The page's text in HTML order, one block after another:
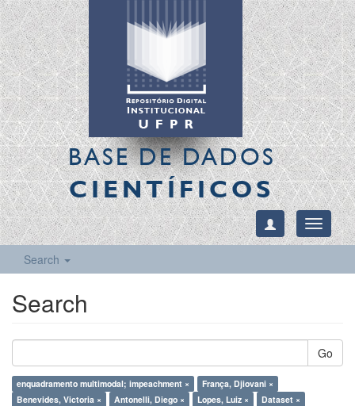
BASE DE DADOS
CIENTÍFICOS
Toggle
Search
Search
Go
enquadramento multimodal; impeachment ×
França, Djiovani ×
Benevides, Victoria ×
Antonelli, Diego × Lopes, Luiz ×
Dataset ×